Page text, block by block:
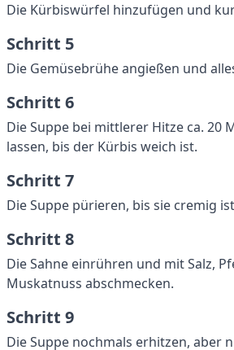
Die Kürbiswürfel hinzufügen und
Schritt 5
Die Gemüsebrühe angießen und
Schritt 6
Die Suppe bei mittlerer Hitze ca. 20
lassen, bis der Kürbis weich ist.
Schritt 7
Die Suppe pürieren, bis sie cremig
Schritt 8
Die Sahne einrühren und mit Salz,
Muskatnuss abschmecken.
Schritt 9
Die Suppe nochmals erhitzen, aber